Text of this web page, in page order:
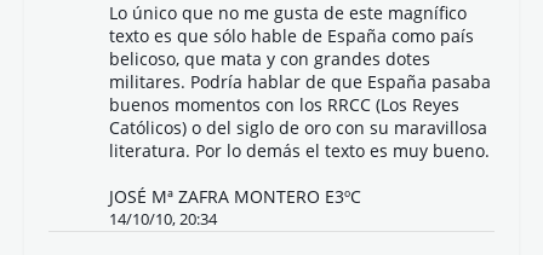
Lo único que no me gusta de este magnífico
texto es que sólo hable de España como país
belicoso, que mata y con grandes dotes
militares. Podría hablar de que España pasaba
buenos momentos con los RRCC (Los Reyes
Católicos) o del siglo de oro con su maravillosa
literatura. Por lo demás el texto es muy bueno.
JOSÉ Mª ZAFRA MONTERO E3ºC
14/10/10, 20:34